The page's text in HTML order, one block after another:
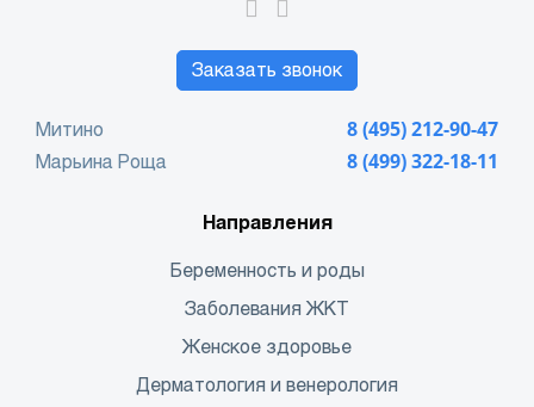
Заказать звонок
8 (495) 212-90-47
Митино
8 (499) 322-18-11
Марьина Роща
Направления
Беременность и роды
Заболевания ЖКТ
Женское здоровье
Дерматология и венерология